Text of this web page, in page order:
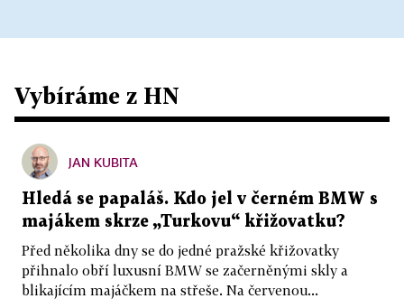
Vybíráme z HN
JAN KUBITA
Hledá se papaláš. Kdo jel v černém BMW s
majákem skrze „Turkovu“ křižovatku?
Před několika dny se do jedné pražské křižovatky
přihnalo obří luxusní BMW se začerněnými skly a
blikajícím majáčkem na střeše. Na červenou...